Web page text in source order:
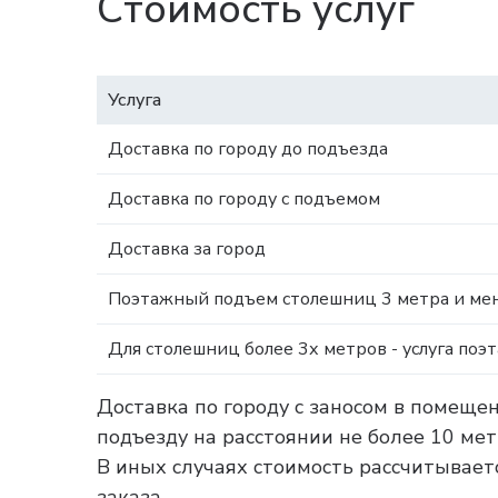
Услуга
Доставка по городу до подъезда
Доставка по городу с подъемом
Доставка за город
Поэтажный подъем столешниц 3 метра и
Для столешниц более 3х метров - услуга
Доставка по городу с заносом в
подъезду на расстоянии не более 10
В иных случаях стоимость